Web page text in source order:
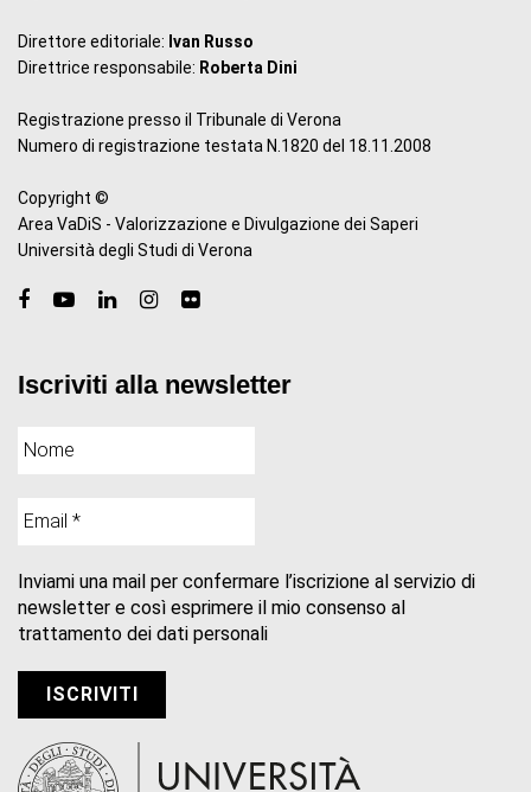
Direttore editoriale: Ivan Russo
Direttrice responsabile: Roberta Dini
Registrazione presso il Tribunale di Verona
Numero di registrazione testata N.1820 del 18.11.2008
Copyright ©
Area VaDiS - Valorizzazione e Divulgazione dei Saperi
Università degli Studi di Verona
Iscriviti alla newsletter
Inviami una mail per confermare l’iscrizione al servizio di
newsletter e così esprimere il mio consenso al
trattamento dei dati personali